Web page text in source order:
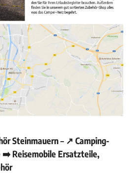
Steinmauern – ↗️ Camping-
➡️ Reisemobile Ersatzteile,